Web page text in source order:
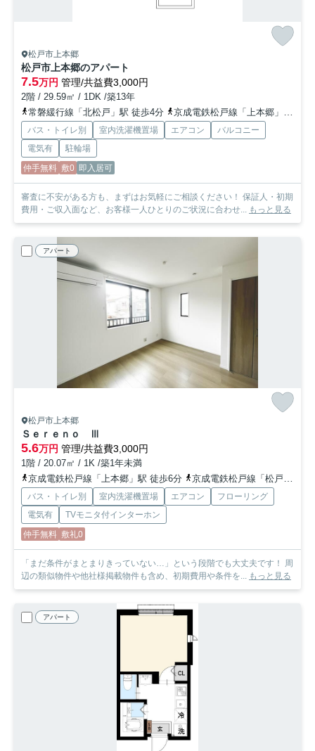
松戸市上本郷
松戸市上本郷のアパート
7.5万円 管理/共益費3,000円
2階 / 29.59㎡ / 1DK /築13年
常磐緩行線「北松戸」駅 徒歩4分
京成電鉄松戸線「上本郷」駅 徒歩18分
バス・トイレ別 室内洗濯機置場 エアコン
バルコニー
電気有
駐輪場
仲手無料 敷0 即入居可
審査に不安がある方も、まずはお気軽にご相談ください！ 保証人・初期
費用・ご収入面など、お客様一人ひとりのご状況に合わせ... もっと見る
アパート
松戸市上本郷
Ｓｅｒｅｎｏ Ⅲ
5.6万円 管理/共益費3,000円
1階 / 20.07㎡ / 1K /築1年未満
京成電鉄松戸線「上本郷」駅 徒歩6分
京成電鉄松戸線「松戸新田」駅 徒歩7分
バス・トイレ別 室内洗濯機置場 エアコン
フローリング
電気有
TVモニタ付インターホン
仲手無料 敷礼0
「まだ条件がまとまりきっていない…」という段階でも大丈夫です！ 周
辺の類似物件や他社様掲載物件も含め、初期費用や条件を... もっと見る
アパート